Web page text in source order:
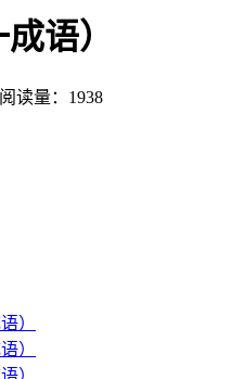
语）
阅读量：1938
）
）